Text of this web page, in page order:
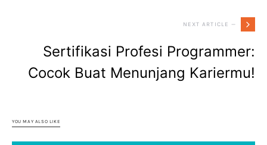
NEXT ARTICLE —
Sertifikasi Profesi Programmer:
Cocok Buat Menunjang Kariermu!
YOU MAY ALSO LIKE